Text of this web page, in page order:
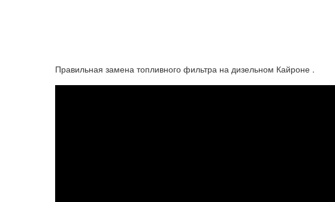
Правильная замена топливного фильтра на дизельном Кайроне .